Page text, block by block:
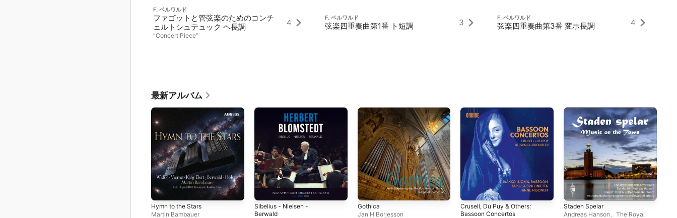
F. ベルワルド
ファゴットと管弦楽のためのコンチ
ェルトシュテュック ヘ長調
“Concert Piece”
4 F. ベルワルド
弦楽四重奏曲第1番 ト短調 3 F. ベルワルド
弦楽四重奏曲第3番 変ホ長調 4
最新アルバム
Hymn to the Stars
Martin Bambauer
Sibelius - Nielsen -
Berwald
Gothica
Jan H Borjesson
Crusell, Du Puy & Others:
Bassoon Concertos
Staden Spelar
Andreas Hanson 、The Royal